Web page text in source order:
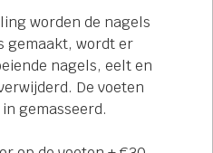
worden de nagels
gemaakt, wordt er
nagels, eelt en
De voeten
gemasseerd.